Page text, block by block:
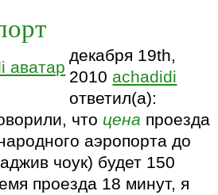
декабря 19th,
2010 achadidi
ответил(а):
что цена проезда
аэропорта до
чоук) будет 150
проезда 18 минут, я